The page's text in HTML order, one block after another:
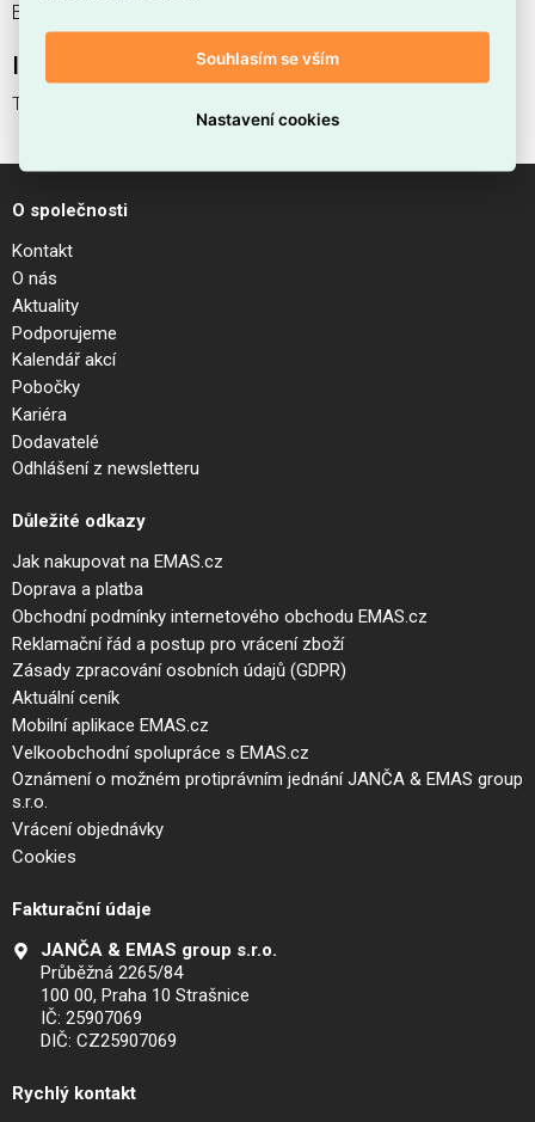
ELSVOS1786652.
Interní název produktu
TORRE PT1 H80 NERO
O společnosti
Kontakt
O nás
Aktuality
Podporujeme
Kalendář akcí
Pobočky
Kariéra
Dodavatelé
Odhlášení z newsletteru
Důležité odkazy
Jak nakupovat na EMAS.cz
Doprava a platba
Obchodní podmínky internetového obchodu EMAS.cz
Reklamační řád a postup pro vrácení zboží
Zásady zpracování osobních údajů (GDPR)
Aktuální ceník
Mobilní aplikace EMAS.cz
Velkoobchodní spolupráce s EMAS.cz
Oznámení o možném protiprávním jednání JANČA & EMAS group
s.r.o.
Vrácení objednávky
Cookies
Fakturační údaje
JANČA & EMAS group s.r.o.
Průběžná 2265/84
100 00, Praha 10 Strašnice
IČ: 25907069
DIČ: CZ25907069
Rychlý kontakt
Souhlasím se vším
Nastavení cookies